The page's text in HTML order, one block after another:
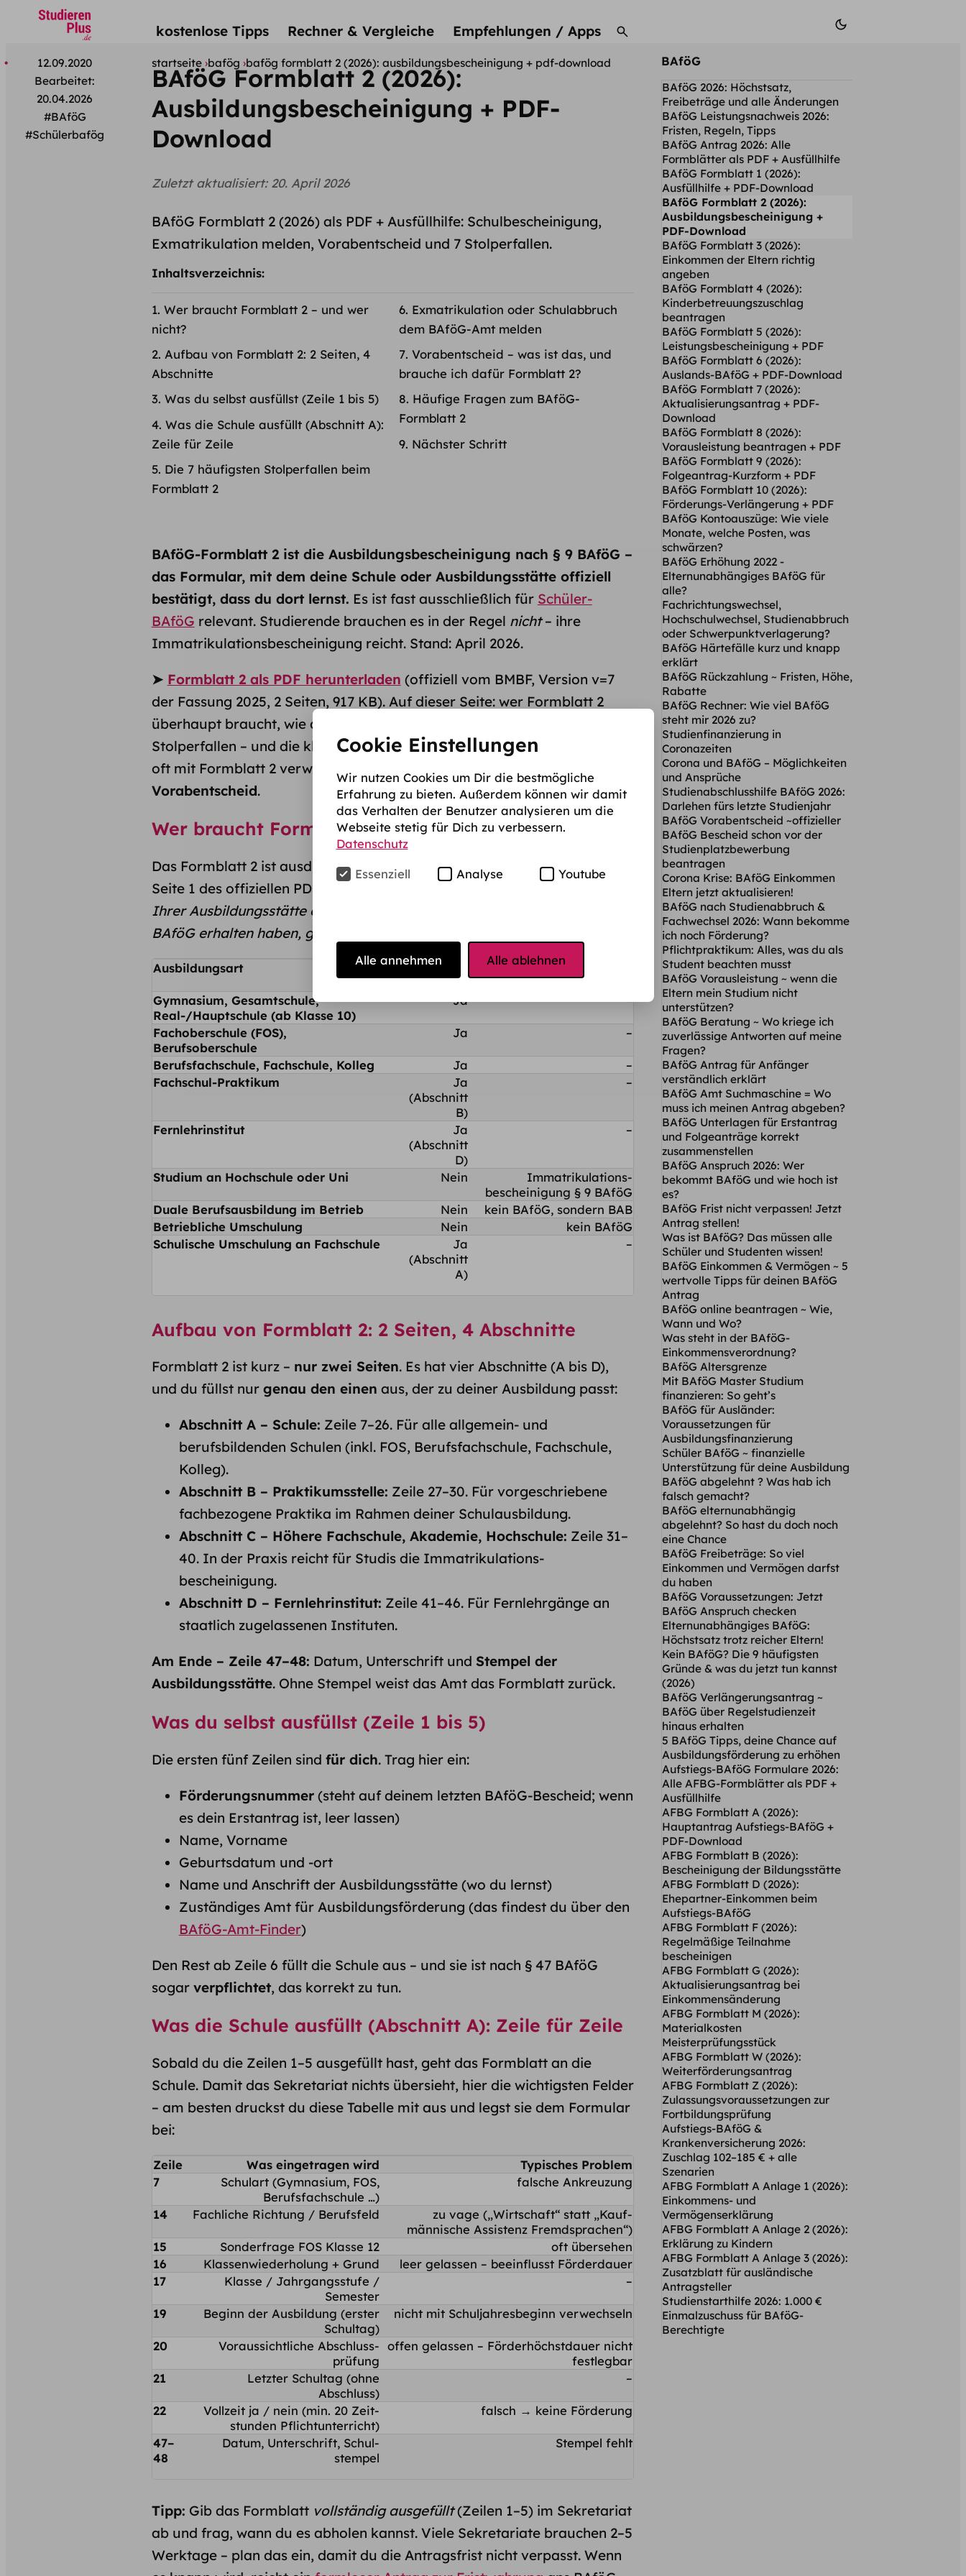
kostenlose Tipps Rechner & Vergleiche Empfehlungen / Apps
startseite bafög bafög formblatt 2 (2026): ausbildungsbescheinigung + pdf-download
12.09.2020
Bearbeitet:
20.04.2026
#BAföG
#Schülerbafög
BAföG Formblatt 2 (2026):
Ausbildungsbescheinigung + PDF-
Download
Zuletzt aktualisiert: 20. April 2026
BAföG Formblatt 2 (2026) als PDF + Ausfüllhilfe: Schulbescheinigung,
Exmatrikulation melden, Vorabentscheid und 7 Stolperfallen.
Inhaltsverzeichnis:
Wer braucht Formblatt 2 – und wer
nicht?
Aufbau von Formblatt 2: 2 Seiten, 4
Abschnitte
Was du selbst ausfüllst (Zeile 1 bis 5)
Was die Schule ausfüllt (Abschnitt A):
Zeile für Zeile
Die 7 häufigsten Stolperfallen beim
Formblatt 2
Exmatrikulation oder Schulabbruch
dem BAföG-Amt melden
Vorabentscheid – was ist das, und
brauche ich dafür Formblatt 2?
Häufige Fragen zum BAföG-
Formblatt 2
Nächster Schritt
BAföG-Formblatt 2 ist die Ausbildungs­bescheinigung nach § 9 BAföG –
das Formular, mit dem deine Schule oder Ausbildungs­stätte offiziell
bestätigt, dass du dort lernst. Es ist fast ausschließlich für Schüler-
BAföG relevant. Studierende brauchen es in der Regel nicht– ihre
Immatrikulations­bescheinigung reicht. Stand: April 2026.
➤ Formblatt 2 als PDF herunterladen (offiziell vom BMBF, Version v=7
der Fassung 2025, 2 Seiten, 917 KB). Auf dieser Seite: wer Formblatt 2
überhaupt braucht, wie deine Schule es richtig ausfüllt, die 7 häufigsten
Stolperfallen – und die klare Abgrenzung zu zwei anderen Anliegen, die
oft mit Formblatt 2 verwechselt werden:
Vorabentscheid.
Wer braucht Formblatt 2 – und wer nicht?
Das Formblatt 2 ist ausdrücklich nur für Schulausbildungengedacht. Auf
Seite 1 des offiziellen PDF steht es sogar wortwörtlich:
Ihrer Ausbildungs­stätte eine Immatrikulations­bescheinigung nach § 9
BAföG erhalten haben, gilt sie als Ersatz für dieses Formblatt.“
Ausbildungsart
Formblatt
2?
Alternative
Gymnasium, Gesamtschule,
Real-/Hauptschule (ab Klasse 10)
Ja –
Fachoberschule (FOS),
Berufsoberschule
Ja –
Berufsfachschule, Fachschule, Kolleg Ja
–
Fachschul-Praktikum
Ja
(Abschnitt
B)
–
Fernlehrinstitut
Ja
(Abschnitt
D)
–
Studium an Hochschule oder Uni Nein
Immatrikulations­
bescheinigung § 9 BAföG
Duale Berufsausbildung im Betrieb
Nein
kein BAföG, sondern BAB
Betriebliche Umschulung
Nein
kein BAföG
Schulische Umschulung an Fachschule
Ja
(Abschnitt
A)
–
Aufbau von Formblatt 2: 2 Seiten, 4 Abschnitte
Formblatt 2 ist kurz – nur zwei Seiten. Es hat vier Abschnitte (A bis D),
und du füllst nur genau den einen aus, der zu deiner Ausbildung passt:
Abschnitt A – Schule: Zeile 7–26. Für alle allgemein- und
berufsbildenden Schulen (inkl. FOS, Berufsfachschule, Fachschule,
Kolleg).
Abschnitt B – Praktikumsstelle: Zeile 27–30. Für vorgeschriebene
fachbezogene Praktika im Rahmen deiner Schulausbildung.
Abschnitt C – Höhere Fachschule, Akademie, Hochschule: Zeile 31–
40. In der Praxis reicht für Studis die Immatrikulations­
bescheinigung.
Abschnitt D – Fernlehrinstitut: Zeile 41–46. Für Fernlehrgänge an
staatlich zugelassenen Instituten.
Am Ende – Zeile 47–48: Datum, Unterschrift und Stempel der
Ausbildungs­stätte. Ohne Stempel weist das Amt das Formblatt zurück.
Was du selbst ausfüllst (Zeile 1 bis 5)
Die ersten fünf Zeilen sind für dich. Trag hier ein:
Förderungsnummer(steht auf deinem letzten BAföG-Bescheid; wenn
es dein Erstantrag ist, leer lassen)
Name, Vorname
Geburtsdatum und -ort
Name und Anschrift der Ausbildungs­stätte (wo du lernst)
Zuständiges Amt für Ausbildungs­förderung (das findest du über den
BAföG-Amt-Finder)
Den Rest ab Zeile 6 füllt die Schule aus – und sie ist nach § 47 BAföG
sogar verpflichtet, das korrekt zu tun.
Was die Schule ausfüllt (Abschnitt A): Zeile für Zeile
Sobald du die Zeilen 1–5 ausgefüllt hast, geht das Formblatt an die
Schule. Damit das Sekretariat nichts übersieht, hier die wichtigsten Felder
– am besten druckst du diese Tabelle mit aus und legst sie dem Formular
bei:
Zeile Was eingetragen wird
Typisches Problem
7
Schulart (Gymnasium, FOS,
Berufsfach­schule …)
falsche Ankreuzung
14 Fachliche Richtung / Berufsfeld
zu vage („Wirtschaft“ statt „Kauf­
männische Assistenz Fremdsprachen“)
15
Sonderfrage FOS Klasse 12
oft übersehen
16
Klassen­wiederholung + Grund
leer gelassen – beeinflusst Förder­dauer
17
Klasse / Jahrgangsstufe /
Semester
–
19
Beginn der Ausbildung (erster
Schultag)
nicht mit Schuljahres­beginn verwechseln
20
Voraussichtliche Abschluss­
prüfung
offen gelassen – Förder­höchstdauer nicht
festlegbar
21
Letzter Schultag (ohne
Abschluss)
–
22
Vollzeit ja / nein (min. 20 Zeit­
stunden Pflicht­unterricht)
falsch → keine Förderung
47–
48
Datum, Unter­schrift, Schul­
stempel
Stempel fehlt
Tipp: Gib das Formblatt vollständig ausgefüllt(Zeilen 1–5) im Sekretariat
ab und frag, wann du es abholen kannst. Viele Sekretariate brauchen 2–5
Werktage – plan das ein, damit du die Antragsfrist nicht verpasst. Wenn
BAföG
BAföG 2026: Höchstsatz,
Freibeträge und alle Änderungen
BAföG Leistungsnachweis 2026:
Fristen, Regeln, Tipps
BAföG Antrag 2026: Alle
Formblätter als PDF + Ausfüllhilfe
BAföG Formblatt 1 (2026):
Ausfüllhilfe + PDF-Download
BAföG Formblatt 2 (2026):
Ausbildungsbescheinigung +
PDF-Download
BAföG Formblatt 3 (2026):
Einkommen der Eltern richtig
angeben
BAföG Formblatt 4 (2026):
Kinderbetreuungs­zuschlag
beantragen
BAföG Formblatt 5 (2026):
Leistungsbescheinigung + PDF
BAföG Formblatt 6 (2026):
Auslands-BAföG + PDF-Download
BAföG Formblatt 7 (2026):
Aktualisierungsantrag + PDF-
Download
BAföG Formblatt 8 (2026):
Vorausleistung beantragen + PDF
BAföG Formblatt 9 (2026):
Folgeantrag-Kurzform + PDF
BAföG Formblatt 10 (2026):
Förderungs-Verlängerung + PDF
BAföG Kontoauszüge: Wie viele
Monate, welche Posten, was
schwärzen?
BAföG Erhöhung 2022 -
Elternunabhängiges BAföG für
alle?
Fachrichtungswechsel,
Hochschulwechsel, Studienabbruch
oder Schwerpunktverlagerung?
BAföG Härtefälle kurz und knapp
erklärt
BAföG Rückzahlung ~ Fristen, Höhe,
Rabatte
BAföG Rechner: Wie viel BAföG
steht mir 2026 zu?
Studienfinanzierung in
Coronazeiten
Corona und BAföG – Möglichkeiten
und Ansprüche
Studienabschlusshilfe BAföG 2026:
Darlehen fürs letzte Studienjahr
BAföG Vorabentscheid ~offizieller
BAföG Bescheid schon vor der
Studienplatzbewerbung
beantragen
Corona Krise: BAföG Einkommen
Eltern jetzt aktualisieren!
BAföG nach Studienabbruch &
Fachwechsel 2026: Wann bekomme
ich noch Förderung?
Pflichtpraktikum: Alles, was du als
Student beachten musst
BAföG Vorausleistung ~ wenn die
Eltern mein Studium nicht
unterstützen?
BAföG Beratung ~ Wo kriege ich
zuverlässige Antworten auf meine
Fragen?
BAföG Antrag für Anfänger
verständlich erklärt
BAföG Amt Suchmaschine = Wo
muss ich meinen Antrag abgeben?
BAföG Unterlagen für Erstantrag
und Folgeanträge korrekt
zusammenstellen
BAföG Anspruch 2026: Wer
bekommt BAföG und wie hoch ist
es?
BAföG Frist nicht verpassen! Jetzt
Antrag stellen!
Was ist BAföG? Das müssen alle
Schüler und Studenten wissen!
BAföG Einkommen & Vermögen ~ 5
wertvolle Tipps für deinen BAföG
Antrag
BAföG online beantragen ~ Wie,
Wann und Wo?
Was steht in der BAföG-
Einkommensverordnung?
BAföG Altersgrenze
Mit BAföG Master Studium
finanzieren: So geht’s
BAföG für Ausländer:
Voraussetzungen für
Ausbildungsfinanzierung
Schüler BAföG ~ finanzielle
Unterstützung für deine Ausbildung
BAföG abgelehnt ? Was hab ich
falsch gemacht?
BAföG elternunabhängig
abgelehnt? So hast du doch noch
eine Chance
BAföG Freibeträge: So viel
Einkommen und Vermögen darfst
du haben
BAföG Voraussetzungen: Jetzt
BAföG Anspruch checken
Elternunabhängiges BAföG:
Höchstsatz trotz reicher Eltern!
Kein BAföG? Die 9 häufigsten
Gründe & was du jetzt tun kannst
(2026)
BAföG Verlängerungsantrag ~
BAföG über Regelstudienzeit
hinaus erhalten
5 BAföG Tipps, deine Chance auf
Ausbildungsförderung zu erhöhen
Aufstiegs-BAföG Formulare 2026:
Alle AFBG-Formblätter als PDF +
Ausfüllhilfe
AFBG Formblatt A (2026):
Hauptantrag Aufstiegs-BAföG +
PDF-Download
AFBG Formblatt B (2026):
Bescheinigung der Bildungsstätte
AFBG Formblatt D (2026):
Ehepartner-Einkommen beim
Aufstiegs-BAföG
AFBG Formblatt F (2026):
Regelmäßige Teilnahme
bescheinigen
AFBG Formblatt G (2026):
Aktualisierungsantrag bei
Einkommensänderung
AFBG Formblatt M (2026):
Materialkosten
Meisterprüfungsstück
AFBG Formblatt W (2026):
Weiterförderungsantrag
AFBG Formblatt Z (2026):
Zulassungsvoraussetzungen zur
Fortbildungsprüfung
Aufstiegs-BAföG &
Krankenversicherung 2026:
Zuschlag 102–185 € + alle
Szenarien
AFBG Formblatt A Anlage 1 (2026):
Einkommens- und
Vermögenserklärung
AFBG Formblatt A Anlage 2 (2026):
Erklärung zu Kindern
AFBG Formblatt A Anlage 3 (2026):
Zusatzblatt für ausländische
Antragsteller
Studienstarthilfe 2026: 1.000 €
Einmalzuschuss für BAföG-
Berechtigte
Cookie Einstellungen
Wir nutzen Cookies um Dir die bestmögliche
Erfahrung zu bieten. Außerdem können wir damit
das Verhalten der Benutzer analysieren um die
Webseite stetig für Dich zu verbessern.
Datenschutz
Essenziell
Analyse Youtube
Alle annehmen Alle ablehnen